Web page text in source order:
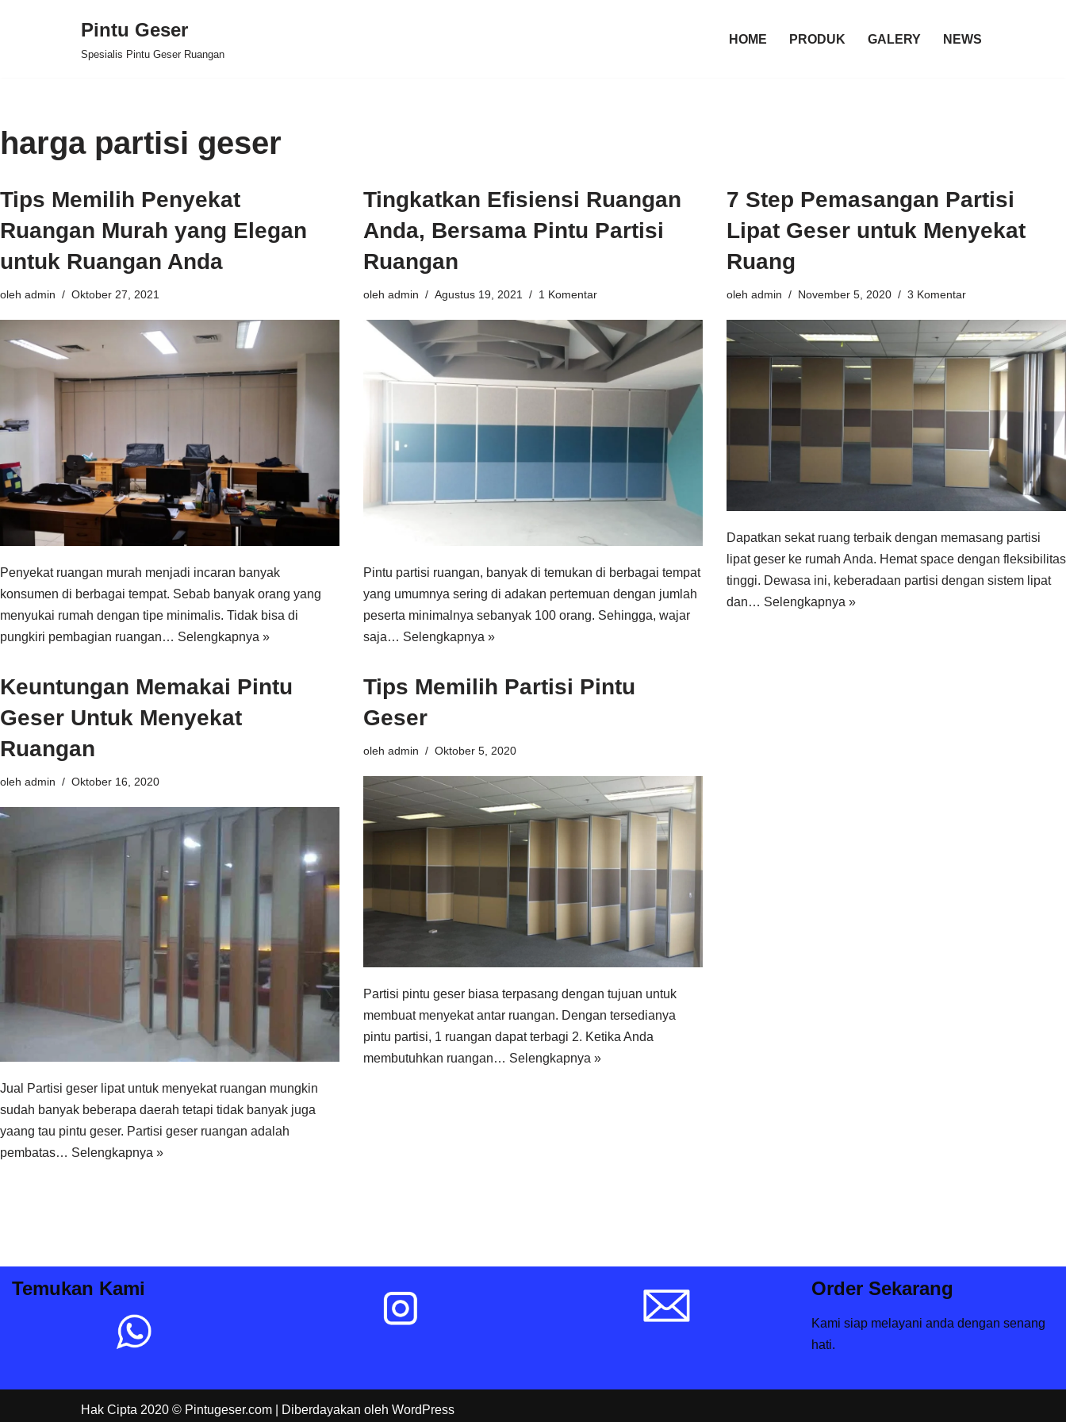
Pintu Geser
Spesialis Pintu Geser Ruangan
HOME PRODUK GALERY NEWS
harga partisi geser
Tips Memilih Penyekat
Ruangan Murah yang Elegan
untuk Ruangan Anda
oleh admin Oktober 27, 2021
Penyekat ruangan murah menjadi incaran banyak
konsumen di berbagai tempat. Sebab banyak orang yang
menyukai rumah dengan tipe minimalis. Tidak bisa di
pungkiri pembagian ruangan… Selengkapnya »
Tingkatkan Efisiensi Ruangan
Anda, Bersama Pintu Partisi
Ruangan
oleh admin Agustus 19, 2021 1 Komentar
Pintu partisi ruangan, banyak di temukan di berbagai tempat
yang umumnya sering di adakan pertemuan dengan jumlah
peserta minimalnya sebanyak 100 orang. Sehingga, wajar
saja… Selengkapnya »
7 Step Pemasangan Partisi
Lipat Geser untuk Menyekat
Ruang
oleh admin November 5, 2020 3 Komentar
Dapatkan sekat ruang terbaik dengan memasang partisi
lipat geser ke rumah Anda. Hemat space dengan fleksibilitas
tinggi. Dewasa ini, keberadaan partisi dengan sistem lipat
dan… Selengkapnya »
Keuntungan Memakai Pintu
Geser Untuk Menyekat
Ruangan
oleh admin Oktober 16, 2020
Jual Partisi geser lipat untuk menyekat ruangan mungkin
sudah banyak beberapa daerah tetapi tidak banyak juga
yaang tau pintu geser. Partisi geser ruangan adalah
pembatas… Selengkapnya »
Tips Memilih Partisi Pintu
Geser
oleh admin Oktober 5, 2020
Partisi pintu geser biasa terpasang dengan tujuan untuk
membuat menyekat antar ruangan. Dengan tersedianya
pintu partisi, 1 ruangan dapat terbagi 2. Ketika Anda
membutuhkan ruangan… Selengkapnya »
Temukan Kami Order Sekarang
Kami siap melayani anda dengan senang
hati.
Hak Cipta 2020 © Pintugeser.com | Diberdayakan oleh WordPress